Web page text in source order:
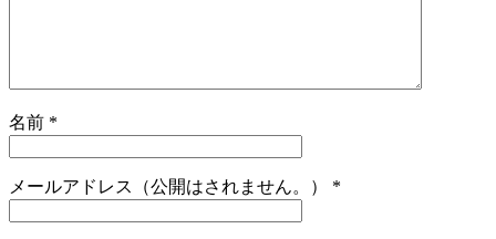
名前 *
メールアドレス（公開はされません。） *